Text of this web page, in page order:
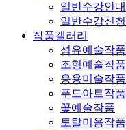
일반수강안내
일반수강신청
작품갤러리
섬유예술작품
조형예술작품
응용미술작품
푸드아트작품
꽃예술작품
토탈미용작품